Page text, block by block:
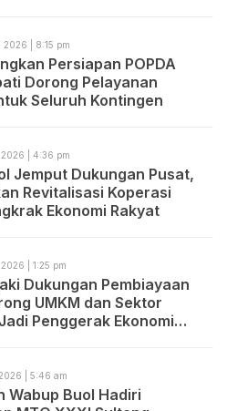
| 8:15 pm
Persiapan POPDA
Dorong Pelayanan
Seluruh Kontingen
| 4:36 pm
Jemput Dukungan Pusat,
Revitalisasi Koperasi
Ekonomi Rakyat
| 1:25 pm
Dukungan Pembiayaan
UMKM dan Sektor
Penggerak Ekonomi
| 5:46 am
Wabup Buol Hadiri